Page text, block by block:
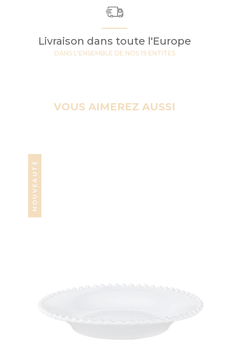
Livraison dans toute l'Europe
DANS L'ENSEMBLE DE NOS 19 ENTITES
VOUS AIMEREZ AUSSI
NOUVEAUTÉ